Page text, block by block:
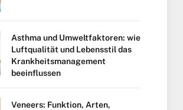
Asthma und Umweltfaktoren: wie
Luftqualität und Lebensstil das
Krankheitsmanagement
beeinflussen
Veneers: Funktion, Arten,